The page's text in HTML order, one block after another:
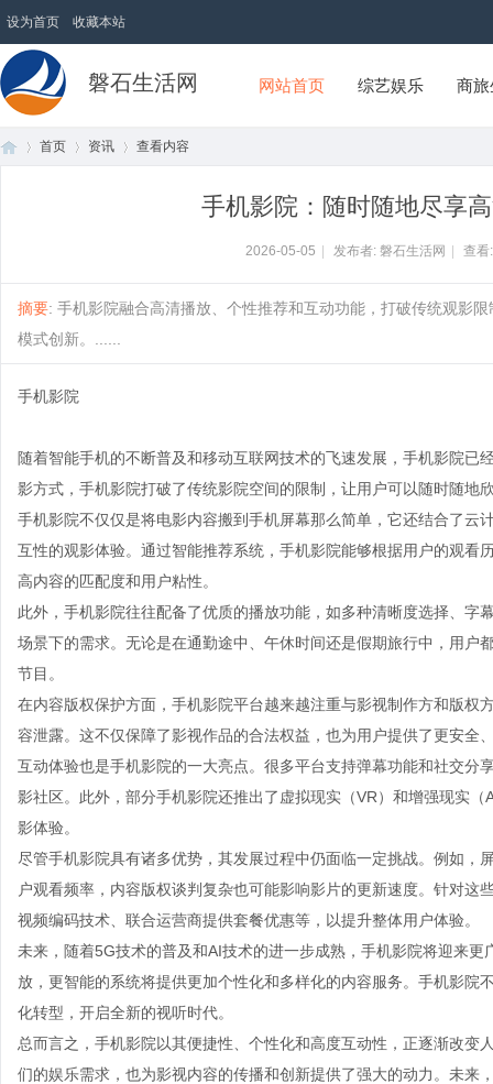
设为首页 收藏本站
磐石生活网 网站首页 综艺娱乐 商
首页 资讯 查看内容
手机影院：随时随地尽享
2026-05-05 发布者: 磐石生活网 查
摘要: 手机影院融合高清播放、个性推荐和互动功能，打破传统观影
模式创新。......
手机影院
随着智能手机的不断普及和移动互联网技术的飞速发展，手机影院
影方式，手机影院打破了传统影院空间的限制，让用户可以随时随地
手机影院不仅仅是将电影内容搬到手机屏幕那么简单，它还结合了云
互性的观影体验。通过智能推荐系统，手机影院能够根据用户的观看
高内容的匹配度和用户粘性。
此外，手机影院往往配备了优质的播放功能，如多种清晰度选择、
场景下的需求。无论是在通勤途中、午休时间还是假期旅行中，用户
节目。
在内容版权保护方面，手机影院平台越来越注重与影视制作方和版
容泄露。这不仅保障了影视作品的合法权益，也为用户提供了更安全
互动体验也是手机影院的一大亮点。很多平台支持弹幕功能和社交分
影社区。此外，部分手机影院还推出了虚拟现实（VR）和增强现实
影体验。
尽管手机影院具有诸多优势，其发展过程中仍面临一定挑战。例如
户观看频率，内容版权谈判复杂也可能影响影片的更新速度。针对
视频编码技术、联合运营商提供套餐优惠等，以提升整体用户体验。
未来，随着5G技术的普及和AI技术的进一步成熟，手机影院将迎来
放，更智能的系统将提供更加个性化和多样化的内容服务。手机影
化转型，开启全新的视听时代。
总而言之，手机影院以其便捷性、个性化和高度互动性，正逐渐改
们的娱乐需求，也为影视内容的传播和创新提供了强大的动力。未来